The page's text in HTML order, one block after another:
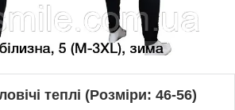
теплі (Розміри: 46-56)